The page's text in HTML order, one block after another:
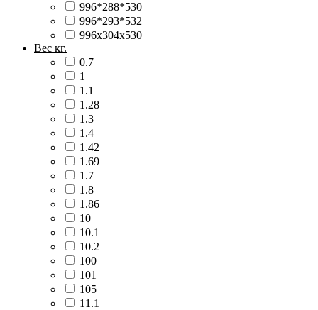
996*288*530
996*293*532
996х304х530
Вес кг.
0.7
1
1.1
1.28
1.3
1.4
1.42
1.69
1.7
1.8
1.86
10
10.1
10.2
100
101
105
11.1